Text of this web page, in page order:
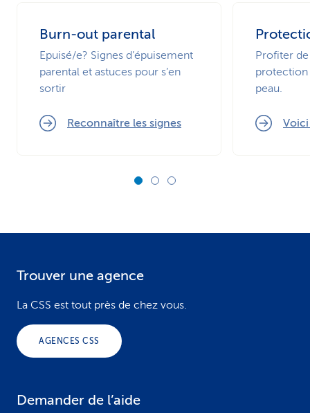
Burn-out parental
Epuisé/e? Signes d’épuisement
parental et astuces pour s’en
sortir
Reconnaître les signes
Profiter de
protection
peau.
Trouver une agence
La CSS est tout près de chez vous.
AGENCES CSS
Demander de l’aide